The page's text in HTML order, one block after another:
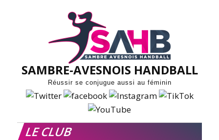
SAMBRE-AVESNOIS HANDBALL
Réussir se conjugue aussi au féminin
LE CLUB